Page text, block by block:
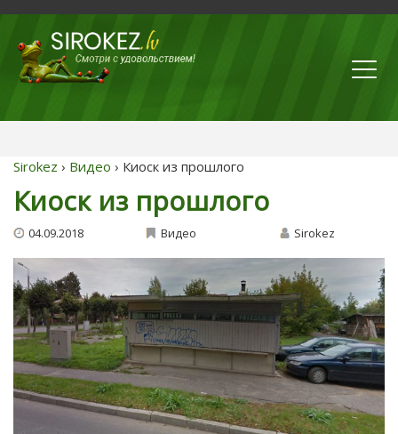
Sirokez › Видео › Киоск из прошлого
Киоск из прошлого
04.09.2018 Видео Sirokez